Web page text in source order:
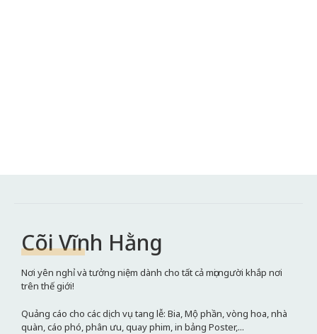
Cõi Vĩnh Hằng
Nơi yên nghỉ và tưởng niệm dành cho tất cả mọi người khắp nơi
trên thế giới!
Quảng cáo cho các dịch vụ tang lễ: Bia, Mộ phần, vòng hoa, nhà
quàn, cáo phó, phân ưu, quay phim, in bảng Poster,...